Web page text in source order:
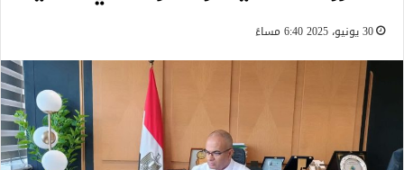
30 يونيو، 2025 6:40 مساءً